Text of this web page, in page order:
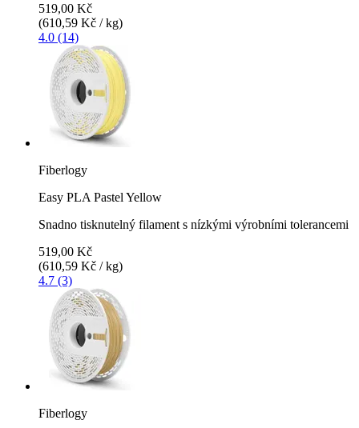
519,00 Kč
(610,59 Kč / kg)
4.0 (14)
Fiberlogy
Easy PLA Pastel Yellow
Snadno tisknutelný filament s nízkými výrobními tolerancemi
519,00 Kč
(610,59 Kč / kg)
4.7 (3)
Fiberlogy